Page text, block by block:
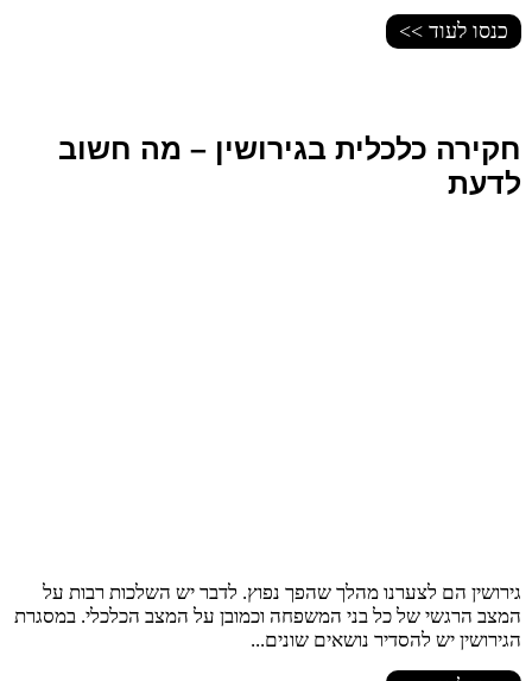
כנסו לעוד >>
חקירה כלכלית בגירושין – מה חשוב
לדעת
גירושין הם לצערנו מהלך שהפך נפוץ. לדבר יש השלכות רבות על
המצב הרגשי של כל בני המשפחה וכמובן על המצב הכלכלי. במסגרת
הגירושין יש להסדיר נושאים שונים...